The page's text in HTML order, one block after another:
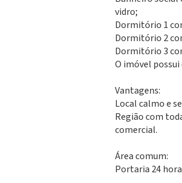
vidro;
Dormitório 1
Dormitório 2
Dormitório 3
O imóvel possui
Vantagens:
Local calmo e
Região com
comercial.
Área comum:
Portaria 24